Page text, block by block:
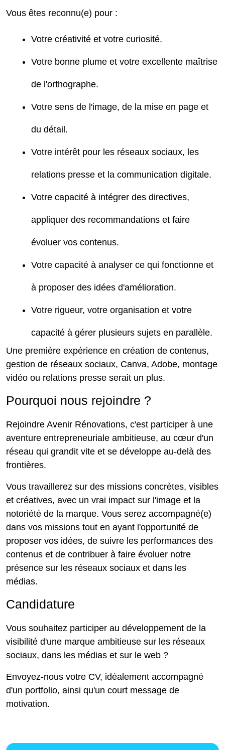
Vous êtes reconnu(e) pour :
Votre créativité et votre curiosité.
Votre bonne plume et votre excellente maîtrise
de l'orthographe.
Votre sens de l'image, de la mise en page et
du détail.
Votre intérêt pour les réseaux sociaux, les
relations presse et la communication digitale.
Votre capacité à intégrer des directives,
appliquer des recommandations et faire
évoluer vos contenus.
Votre capacité à analyser ce qui fonctionne et
à proposer des idées d'amélioration.
Votre rigueur, votre organisation et votre
capacité à gérer plusieurs sujets en parallèle.
Une première expérience en création de contenus,
gestion de réseaux sociaux, Canva, Adobe, montage
vidéo ou relations presse serait un plus.
Pourquoi nous rejoindre ?
Rejoindre Avenir Rénovations, c'est participer à une
aventure entrepreneuriale ambitieuse, au cœur d'un
réseau qui grandit vite et se développe au-delà des
frontières.
Vous travaillerez sur des missions concrètes, visibles
et créatives, avec un vrai impact sur l'image et la
notoriété de la marque. Vous serez accompagné(e)
dans vos missions tout en ayant l'opportunité de
proposer vos idées, de suivre les performances des
contenus et de contribuer à faire évoluer notre
présence sur les réseaux sociaux et dans les
médias.
Candidature
Vous souhaitez participer au développement de la
visibilité d'une marque ambitieuse sur les réseaux
sociaux, dans les médias et sur le web ?
Envoyez-nous votre CV, idéalement accompagné
d'un portfolio, ainsi qu'un court message de
motivation.